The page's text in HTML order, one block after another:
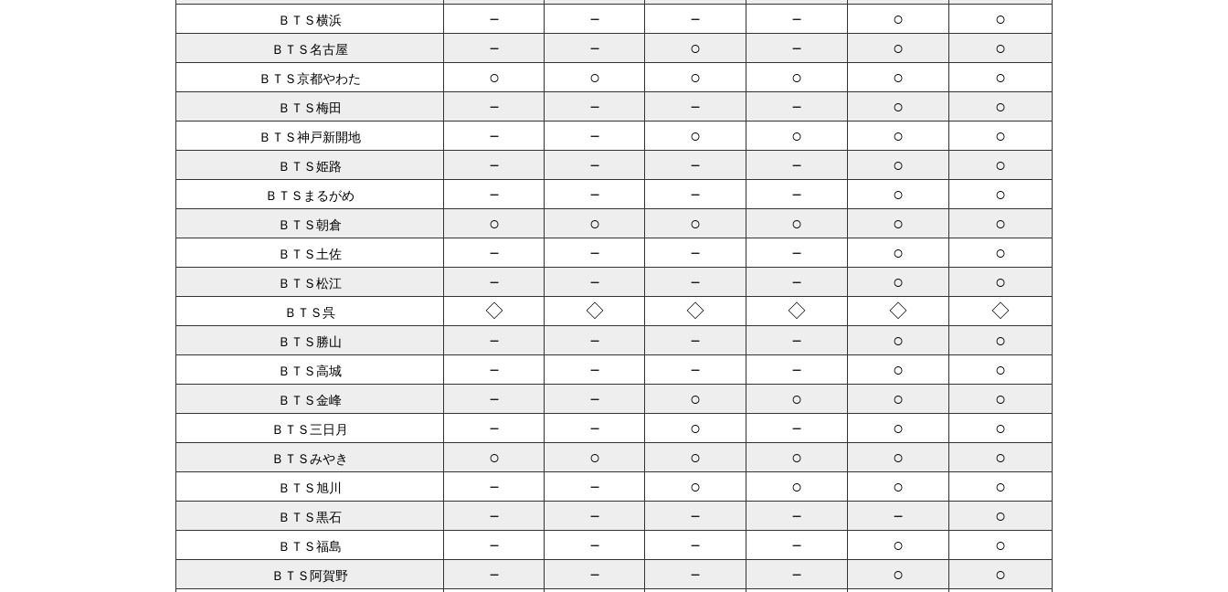
ＢＴＳ横浜 － － － － ○ ○
ＢＴＳ名古屋 － － ○ － ○ ○
ＢＴＳ京都やわた ○ ○ ○ ○ ○ ○
ＢＴＳ梅田 － － － － ○ ○
ＢＴＳ神戸新開地 － － ○ ○ ○ ○
ＢＴＳ姫路 － － － － ○ ○
ＢＴＳまるがめ － － － － ○ ○
ＢＴＳ朝倉 ○ ○ ○ ○ ○ ○
ＢＴＳ土佐 － － － － ○ ○
ＢＴＳ松江 － － － － ○ ○
ＢＴＳ呉 ◇ ◇ ◇ ◇ ◇ ◇
ＢＴＳ勝山 － － － － ○ ○
ＢＴＳ高城 － － － － ○ ○
ＢＴＳ金峰 － － ○ ○ ○ ○
ＢＴＳ三日月 － － ○ － ○ ○
ＢＴＳみやき ○ ○ ○ ○ ○ ○
ＢＴＳ旭川 － － ○ ○ ○ ○
ＢＴＳ黒石 － － － － － ○
ＢＴＳ福島 － － － － ○ ○
ＢＴＳ阿賀野 － － － － ○ ○